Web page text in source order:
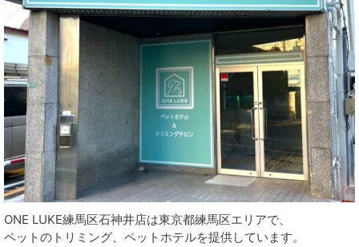
ONE LUKE練馬区石神井店は東京都練馬区エリアで、
ペットのトリミング、ペットホテルを提供しています。